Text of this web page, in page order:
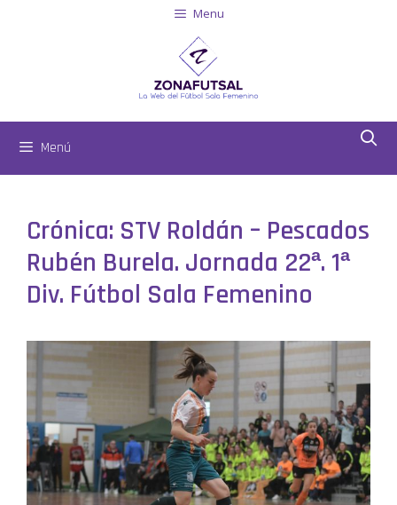
Menu
Menú
Crónica: STV Roldán – Pescados
Rubén Burela. Jornada 22ª. 1ª
Div. Fútbol Sala Femenino